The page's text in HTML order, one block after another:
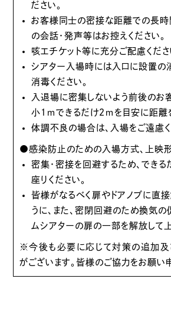
ださい。
お客様同士の密接な距離での長
の会話・発声等はお控えください。
咳エチケット等に充分ご配慮くださ
シアター入場時には入口に設置の
消毒ください。
入退場に密集しないよう前後のお
小１ｍできるだけ２ｍを目安に距離
体調不良の場合は、入場をご遠慮く
●感染防止のための入場方式、上映
密集・密接を回避するため、でき
座りください。
皆様がなるべく扉やドアノブに直
うに、また、密閉回避のため換気
ムシアターの扉の一部を解放して
※今後も必要に応じて対策の追加
がございます。皆様のご協力をお願い